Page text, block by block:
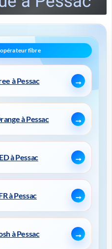
à Pessac
à Pessac
à Pessac
à Pessac
à Pessac